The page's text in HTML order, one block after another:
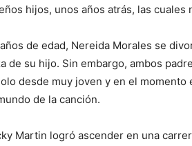
hijos, unos años atrás, las cuales
de edad, Nereida Morales se
de su hijo. Sin embargo, ambos
desde muy joven y en el
de la canción.
Martin logró ascender en una